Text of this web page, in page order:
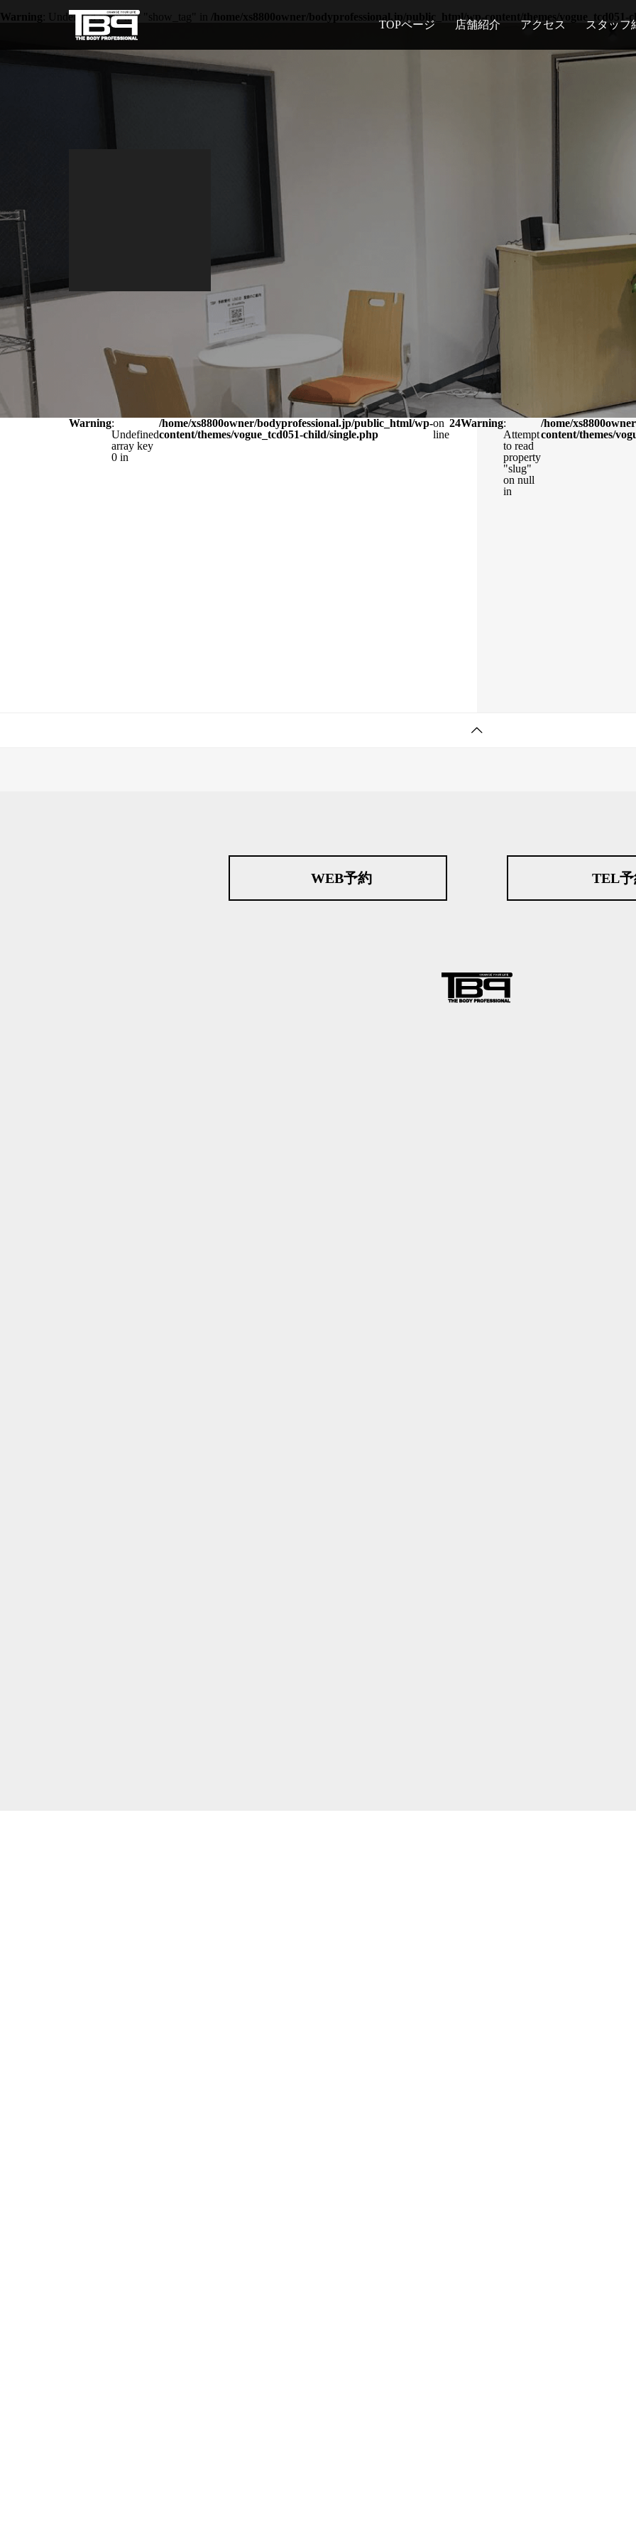
Warning : Undefined array key "show_tag" in /home/xs8800owner/bodyprofessional.jp/public_html/wp-content/themes/vogue_tcd051-
TOPページ 店舗紹介 アクセス スタッフ
Warning:
Undefined
array key
0 in
/home/xs8800owner/bodyprofessional.jp/public_html/wp-
content/themes/vogue_tcd051-child/single.php
on
line
24Warning:
Attempt
to read
property
"slug"
on null
in
/home/
content/themes/
WEB予約 TEL予